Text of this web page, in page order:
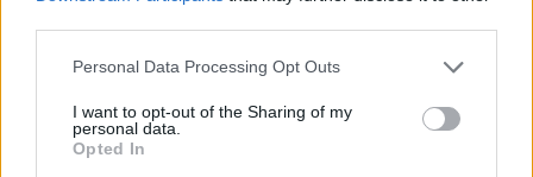
Personal Data Processing Opt Outs
I want to opt-out of the Sharing of my
personal data.
Opted In
toinen lentoyhtiö – matkustajille tärkeä
vuoksi